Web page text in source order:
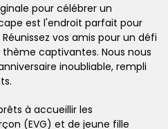
pour célébrer un
est l'endroit parfait pour
vos amis pour un défi
captivantes. Nous nous
inoubliable, rempli
à accueillir les
(EVG) et de jeune fille